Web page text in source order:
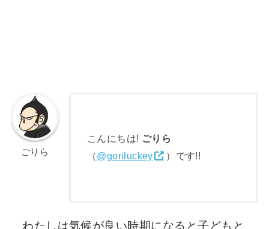
ごりら
こんにちは! ごりら
（@goriluckey ）です!!
わたしは気候が良い時期になると子どもと